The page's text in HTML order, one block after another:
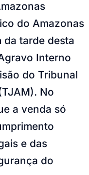
do Amazonas
da tarde desta
Interno
do Tribunal
No
a venda só
e das
do